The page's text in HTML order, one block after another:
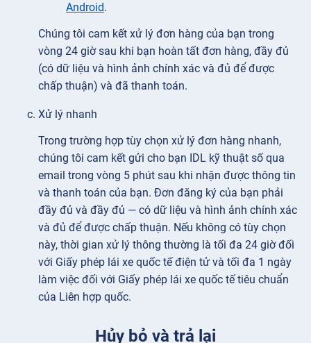
Android.
Chúng tôi cam kết xử lý đơn hàng của bạn trong
vòng 24 giờ sau khi bạn hoàn tất đơn hàng, đầy đủ
(có dữ liệu và hình ảnh chính xác và đủ để được
chấp thuận) và đã thanh toán.
Xử lý nhanh
Trong trường hợp tùy chọn xử lý đơn hàng nhanh,
chúng tôi cam kết gửi cho bạn IDL kỹ thuật số qua
email trong vòng 5 phút sau khi nhận được thông tin
và thanh toán của bạn. Đơn đăng ký của bạn phải
đầy đủ và đầy đủ — có dữ liệu và hình ảnh chính xác
và đủ để được chấp thuận. Nếu không có tùy chọn
này, thời gian xử lý thông thường là tối đa 24 giờ đối
với Giấy phép lái xe quốc tế điện tử và tối đa 1 ngày
làm việc đối với Giấy phép lái xe quốc tế tiêu chuẩn
của Liên hợp quốc.
Hủy bỏ và trả lại